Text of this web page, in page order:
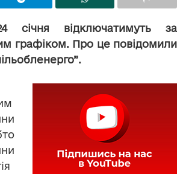
січня відключатимуть за
графіком. Про це повідомили